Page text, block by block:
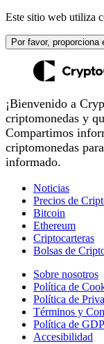
Este sitio web utiliza
Por favor, proporciona
¡Bienvenido a
criptomonedas y
Compartimos
criptomonedas
informado.
Noticias
Precios de
Bitcoin
Ethereum
Criptocarteras
Bolsas de
Sobre nosotros
Política de
Política de
Términos y
Política de
Accesibilidad